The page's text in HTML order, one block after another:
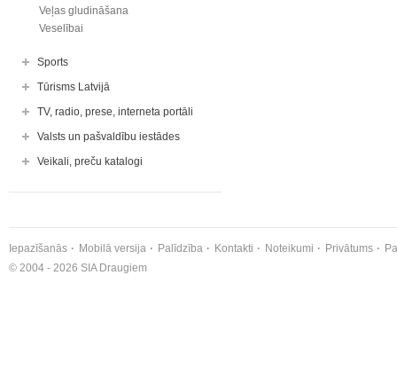
Veļas gludināšana
Veselībai
Sports
Tūrisms Latvijā
TV, radio, prese, interneta portāli
Valsts un pašvaldību iestādes
Veikali, preču katalogi
Iepazīšanās Mobilā versija Palīdzība Kontakti Noteikumi Privātums
© 2004 - 2026 SIA Draugiem